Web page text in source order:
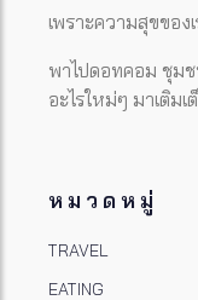
เพราะความสุขของ
พาไปดอทคอม ชุมช
อะไรใหม่ๆ มาเติม
หมวดหมู่
TRAVEL
EATING